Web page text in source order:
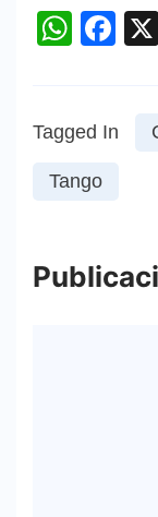
Tagged In
Tango